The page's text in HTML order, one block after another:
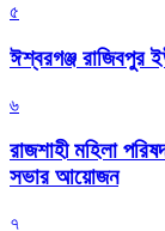
৫
ঈশ্বরগঞ্জ রাজিবপুর
৬
রাজশাহী মহিলা
সভার আয়োজন
৭